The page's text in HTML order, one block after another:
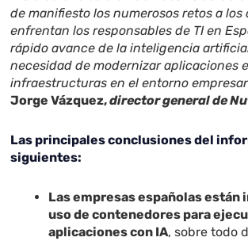
de manifiesto los numerosos retos a los
enfrentan los responsables de TI en
rápido avance de la inteligencia
necesidad de modernizar aplicaciones e
infraestructuras en el entorno
Jorge Vázquez,director general de
Las principales conclusiones del
siguientes:
Las empresas españolas están
uso de contenedores para
aplicaciones con IA, sobre todo